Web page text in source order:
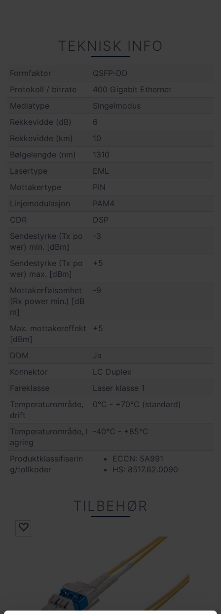
TEKNISK INFO
Formfaktor
QSFP-DD
Protokoll / bitrate
400 Gigabit Ethernet
Mediatype
Singelmodus
Rekkevidde (dB)
6
Rekkevidde (km)
10
Bølgelengde (nm)
1310
Lasertype
EML
Mottakertype
PIN
Linjemodulasjon
PAM4
CDR
DSP
Sendestyrke (Tx po
wer) min. [dBm]
-3
Sendestyrke (Tx po
wer) max. [dBm]
+5
Mottakerfølsomhet
(Rx power min.) [dB
m]
-9
Max. mottakereffekt
[dBm]
+5
DDM
Ja
Konnektor
LC Duplex
Fareklasse
Laser klasse 1
Temperaturområde,
drift
0°C - +70°C (standard)
Temperaturområde, l
agring
-40°C - +85°C
Produktklassifiserin
g/tollkoder
ECCN: 5A991
HS: 8517.62.0090
TILBEHØR